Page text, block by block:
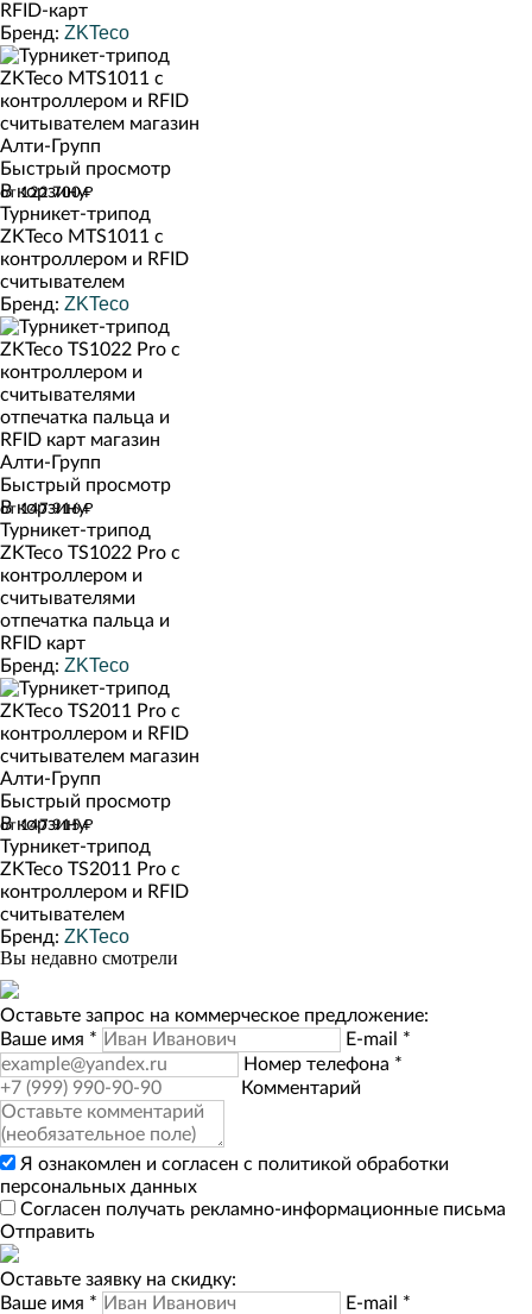
RFID-карт
Бренд: ZKTeco
Быстрый просмотр
В корзину
от 122 700 ₽
Турникет-трипод
ZKTeco MTS1011 с
контроллером и RFID
считывателем
Бренд: ZKTeco
Быстрый просмотр
В корзину
от 147 916 ₽
Турникет-трипод
ZKTeco TS1022 Pro с
контроллером и
считывателями
отпечатка пальца и
RFID карт
Бренд: ZKTeco
Быстрый просмотр
В корзину
от 147 915 ₽
Турникет-трипод
ZKTeco TS2011 Pro с
контроллером и RFID
считывателем
Бренд: ZKTeco
Вы недавно смотрели
Оставьте запрос на коммерческое предложение:
Ваше имя * E-mail *
Номер телефона *
Комментарий
Я ознакомлен и согласен с политикой обработки
персональных данных
Согласен получать рекламно-информационные письма
Отправить
Оставьте заявку на скидку:
Ваше имя * E-mail *